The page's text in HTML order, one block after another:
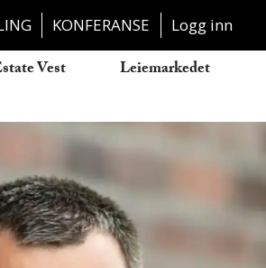
KONFERANSE Logg inn
Vest Leiemarkedet